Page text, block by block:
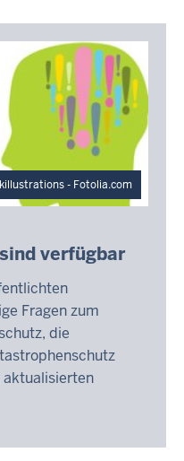
- Fotolia.com
verfügbar
Fragen zum
die
aktualisierten